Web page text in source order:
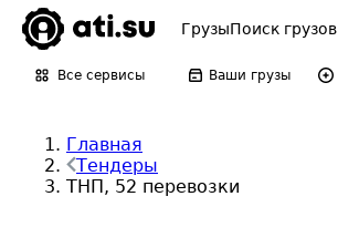
ГрузыПоиск грузов
Все сервисы Ваши грузы
Главная
Тендеры
ТНП, 52 перевозки